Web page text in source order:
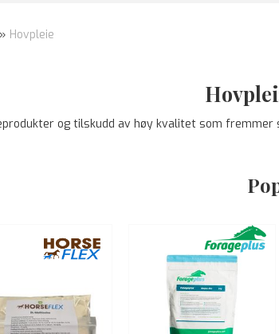
Hovpleie
og tilskudd av høy kvalitet som fremmer